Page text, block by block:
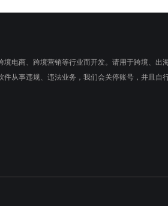
境电商、跨境营销等行业而开发。请用于跨境、出
件从事违规、违法业务，我们会关停账号，并且自